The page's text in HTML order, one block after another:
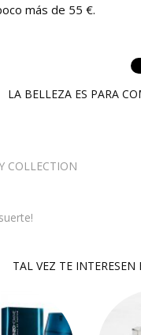
más de 55 €.
LA BELLEZA ES PARA
COLLECTION
TAL VEZ TE INTERESEN